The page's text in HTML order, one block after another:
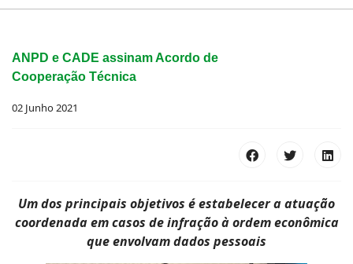
ANPD e CADE assinam Acordo de
Cooperação Técnica
02 Junho 2021
Um dos principais objetivos é estabelecer a atuação
coordenada em casos de infração à ordem econômica
que envolvam dados pessoais